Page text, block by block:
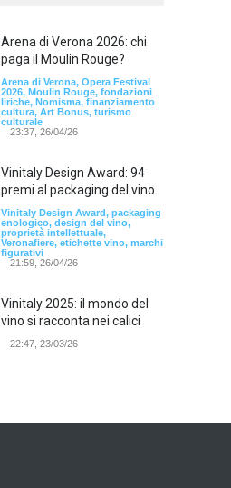
Arena di Verona 2026: chi
paga il Moulin Rouge?
Arena di Verona, Opera Festival
2026, Moulin Rouge, fondazioni
liriche, Nomisma, finanziamento
cultura, Art Bonus, turismo
culturale
23:37, 26/04/26
Vinitaly Design Award: 94
premi al packaging del vino
Vinitaly Design Award, packaging
enologico, design del vino,
proprietà intellettuale,
Veronafiere, etichette vino, marchi
figurativi
21:59, 26/04/26
Vinitaly 2025: il mondo del
vino si racconta nei calici
22:47, 23/03/26
Model Expo Italy 2025 a